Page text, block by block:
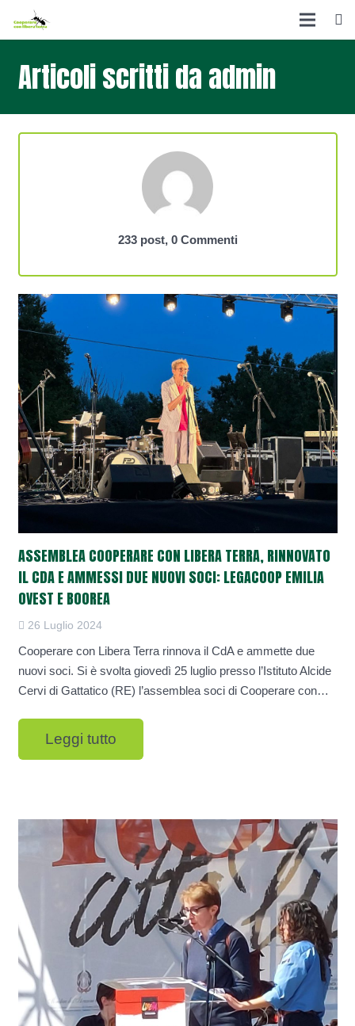
Articoli scritti da admin
233 post, 0 Commenti
ASSEMBLEA COOPERARE CON LIBERA TERRA, RINNOVATO
IL CDA E AMMESSI DUE NUOVI SOCI: LEGACOOP EMILIA
OVEST E BOOREA
26 Luglio 2024
Cooperare con Libera Terra rinnova il CdA e ammette due
nuovi soci. Si è svolta giovedì 25 luglio presso l’Istituto Alcide
Cervi di Gattatico (RE) l’assemblea soci di Cooperare con…
Leggi tutto